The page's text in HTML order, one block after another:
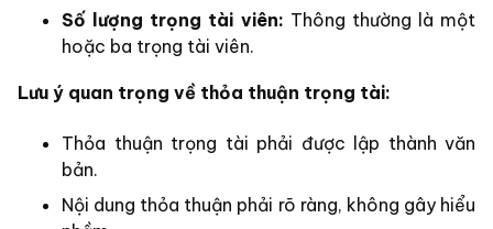
Số lượng trọng tài viên: Thông thường là một
hoặc ba trọng tài viên.
Lưu ý quan trọng về thỏa thuận trọng tài:
Thỏa thuận trọng tài phải được lập thành văn
bản.
Nội dung thỏa thuận phải rõ ràng, không gây hiểu